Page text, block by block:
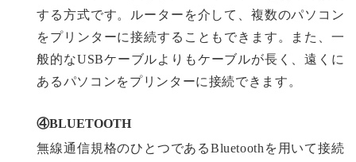
する方式です。ルーターを介して、複数のパソコン
をプリンターに接続することもできます。また、一
般的なUSBケーブルよりもケーブルが長く、遠くに
あるパソコンをプリンターに接続できます。
④BLUETOOTH
無線通信規格のひとつであるBluetoothを用いて接続